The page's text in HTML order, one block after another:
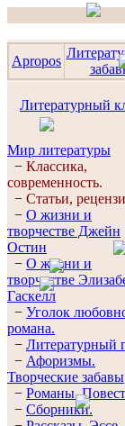
Apropos
Литературный
Мир литературы
− Классика,
современность.
− Статьи,
− О жизни и
творчестве Джейн
Остин
− О жизни и
творчестве
Гaскелл
− Уголок
романа.
− Литературный
− Афоризмы.
Творческие забавы
− Романы.
− Сборники.